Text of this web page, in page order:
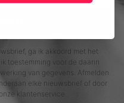
ga ik akkoord met het
toestemming voor de daarin
van gegevens. Afmelden
elke nieuwsbrief of door
klantenservice.